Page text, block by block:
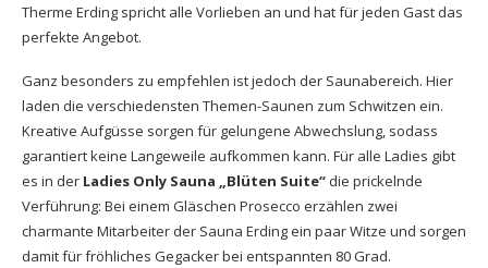
Therme Erding spricht alle Vorlieben an und hat für jeden Gast das
perfekte Angebot.
Ganz besonders zu empfehlen ist jedoch der Saunabereich. Hier
laden die verschiedensten Themen-Saunen zum Schwitzen ein.
Kreative Aufgüsse sorgen für gelungene Abwechslung, sodass
garantiert keine Langeweile aufkommen kann. Für alle Ladies gibt
es in der Ladies Only Sauna „Blüten Suite“ die prickelnde
Verführung: Bei einem Gläschen Prosecco erzählen zwei
charmante Mitarbeiter der Sauna Erding ein paar Witze und sorgen
damit für fröhliches Gegacker bei entspannten 80 Grad.